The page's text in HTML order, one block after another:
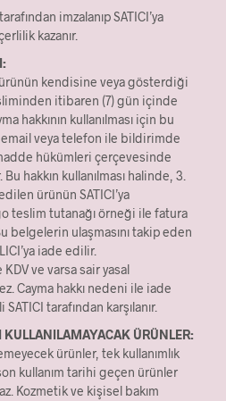
imzalanıp SATICI’ya
kazanır.
kendisine veya gösterdiği
itibaren (7) gün içinde
hakkının kullanılması için bu
email veya telefon ile bildirimde
hükümleri çerçevesinde
Bu hakkın kullanılması halinde, 3.
ürünün SATICI’ya
teslim tutanağı örneği ile fatura
belgelerin ulaşmasını takip eden
iade edilir.
ve varsa sair yasal
Cayma hakkı nedeni ile iade
tarafından karşılanır.
ÜRÜNLER:
ürünler, tek kullanımlık
kullanım tarihi geçen ürünler
Kozmetik ve kişisel bakım